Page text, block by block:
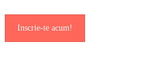
Inscrie-te acum!